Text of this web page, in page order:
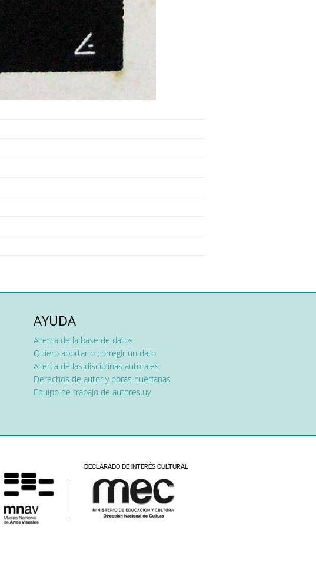
AYUDA
Acerca de la base de datos
Quiero aportar o corregir un dato
Acerca de las disciplinas autorales
Derechos de autor y obras huérfanas
Equipo de trabajo de autores.uy